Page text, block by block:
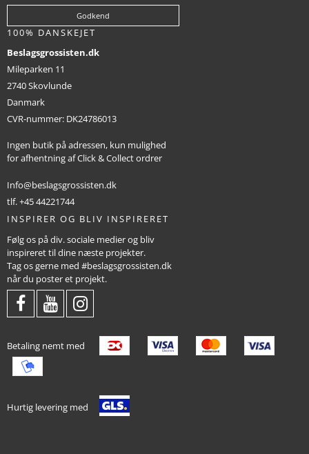
Godkend
100% DANSKEJET
Beslagsgrossisten.dk
Mileparken 11
2740 Skovlunde
Danmark
CVR-nummer: DK24786013
Ingen butik på adressen, kun mulighed
for afhentning af Click & Collect ordrer
Info@beslagsgrossisten.dk
tlf. +45 44221744
INSPIRER OG BLIV INSPIRERET
Følg os på div. sociale medier og bliv
inspireret til dine næste projekter.
Tag os gerne med #beslagsgrossisten.dk
når du poster et projekt.
Betaling nemt med
Hurtig levering med